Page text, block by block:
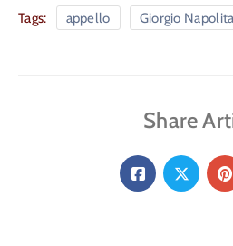
Tags: appello Giorgio
Share